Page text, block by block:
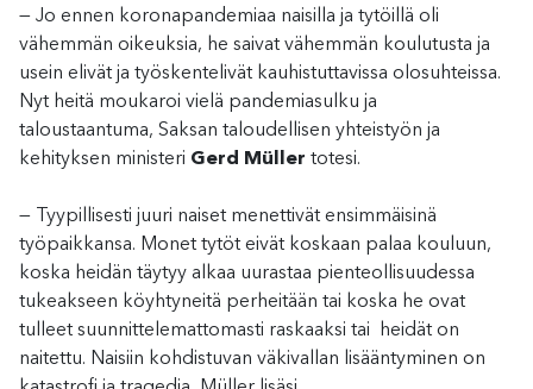
— Jo ennen koronapandemiaa naisilla ja tytöillä oli
vähemmän oikeuksia, he saivat vähemmän koulutusta ja
usein elivät ja työskentelivät kauhistuttavissa olosuhteissa.
Nyt heitä moukaroi vielä pandemiasulku ja
taloustaantuma, Saksan taloudellisen yhteistyön ja
kehityksen ministeri Gerd Müller totesi.
— Tyypillisesti juuri naiset menettivät ensimmäisinä
työpaikkansa. Monet tytöt eivät koskaan palaa kouluun,
koska heidän täytyy alkaa uurastaa pienteollisuudessa
tukeakseen köyhtyneitä perheitään tai koska he ovat
tulleet suunnittelemattomasti raskaaksi tai heidät on
naitettu. Naisiin kohdistuvan väkivallan lisääntyminen on